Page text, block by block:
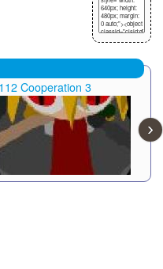
Cooperation 3
›